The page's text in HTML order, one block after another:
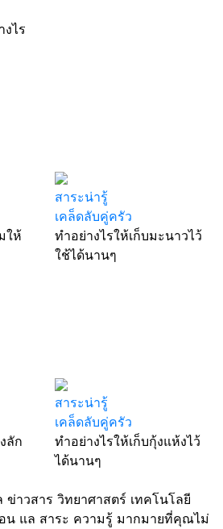
ไร
ให้
สาระน่ารู้
เคล็ดลับคู่ครัว
ทำอย่างไรให้เก็บมะนาวไว้
ใช้ได้นานๆ
ลัก
สาระน่ารู้
เคล็ดลับคู่ครัว
ทำอย่างไรให้เก็บกุ้งแห้งไว้
ได้นานๆ
าวสาร วิทยาศาสตร์ เทคโนโลยี
แล สาระ ความรู้ มากมายที่คุณไม่